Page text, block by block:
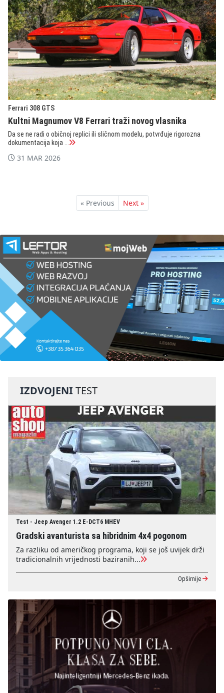
Ferrari 308 GTS
Kultni Magnumov V8 Ferrari traži novog vlasnika
Da se ne radi o običnoj replici ili sličnom modelu, potvrđuje rigorozna
dokumentacija koja ...
31 MAR 2026
« Previous Next »
IZDVOJENITEST
Test - Jeep Avenger 1.2 E-DCT6 MHEV
Gradski avanturista sa hibridnim 4x4 pogonom
Za razliku od američkog programa, koji se još uvijek drži
tradicionalnih vrijednosti baziranih...
Opširnije